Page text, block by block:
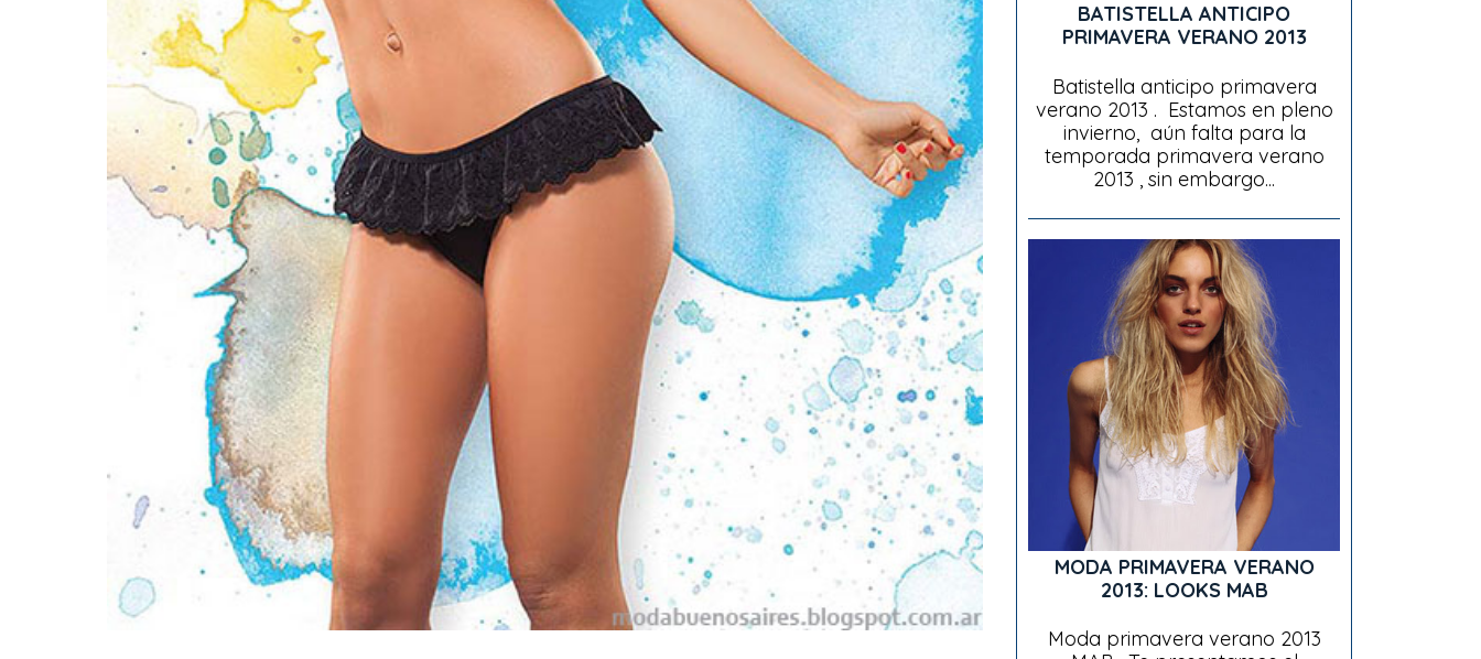
BATISTELLA ANTICIPO
PRIMAVERA VERANO 2013
Batistella anticipo primavera
verano 2013 . Estamos en pleno
invierno, aún falta para la
temporada primavera verano
2013 , sin embargo...
MODA PRIMAVERA VERANO
2013: LOOKS MAB
Moda primavera verano 2013